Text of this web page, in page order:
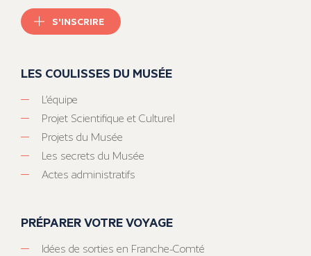
S'INSCRIRE
LES COULISSES DU MUSÉE
L’équipe
Projet Scientifique et Culturel
Projets du Musée
Les secrets du Musée
Actes administratifs
PRÉPARER VOTRE VOYAGE
Idées de sorties en Franche-Comté